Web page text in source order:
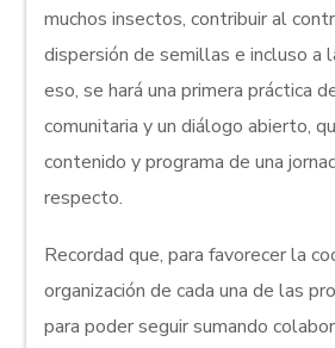
muchos insectos, contribuir al
dispersión de semillas e incluso a
eso, se hará una primera práctica
comunitaria y un diálogo abierto,
contenido y programa de una
respecto.
Recordad que, para favorecer la
organización de cada una de las
para poder seguir sumando